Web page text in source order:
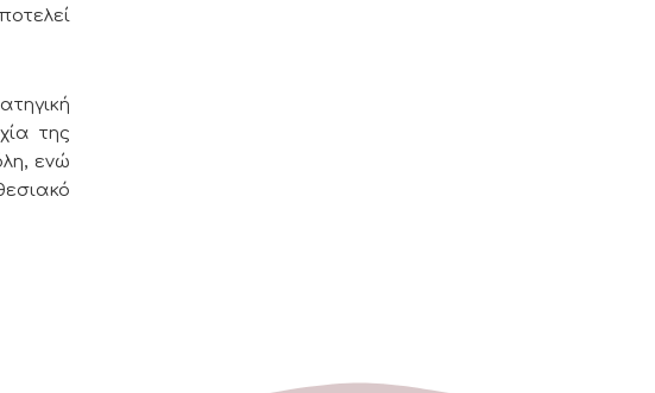
της
ενώ